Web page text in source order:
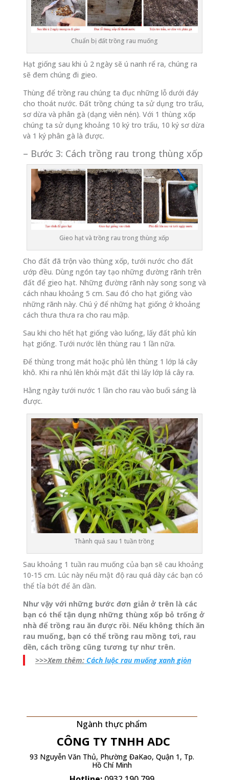
Chuẩn bị đất trồng rau muống
Hạt giống sau khi ủ 2 ngày sẽ ú nanh rể ra, chúng ra
sẽ đem chúng đi gieo.
Thùng để trồng rau chúng ta đục những lỗ dưới đáy
cho thoát nước. Đất trồng chúng ta sử dụng tro trấu,
sơ dừa và phân gà (dạng viên nén). Với 1 thùng xốp
chúng ta sử dụng khoảng 10 ký tro trấu, 10 ký sơ dừa
và 1 ký phân gà là được.
– Bước 3: Cách trồng rau trong thùng xốp
Gieo hạt và trồng rau trong thùng xốp
Cho đất đã trộn vào thùng xốp, tưới nước cho đất
ướp đều. Dùng ngón tay tạo những đường rãnh trên
đất để gieo hạt. Những đường rãnh này song song và
cách nhau khoảng 5 cm. Sau đó cho hạt giống vào
những rãnh này. Chú ý để những hạt giống ở khoảng
cách thưa thưa ra cho rau mập.
Sau khi cho hết hạt giống vào luống, lấy đất phủ kín
hạt giống. Tưới nước lên thùng rau 1 lần nữa.
Để thùng trong mát hoặc phủ lên thùng 1 lớp lá cây
khô. Khi ra nhú lên khỏi mặt đất thì lấy lớp lá cây ra.
Hằng ngày tưới nước 1 lần cho rau vào buổi sáng là
được.
Thành quả sau 1 tuần trồng
Sau khoảng 1 tuần rau muống của bạn sẽ cau khoảng
10-15 cm. Lúc này nếu mật độ rau quá dày các bạn có
thể tỉa bớt để ăn dần.
Như vậy với những bước đơn giản ở trên là các
bạn có thể tận dụng những thùng xốp bỏ trống ở
nhà để trồng rau ăn được rồi. Nếu không thích ăn
rau muống, bạn có thể trồng rau mồng tơi, rau
dền, cách trồng cũng tương tự như trên.
>>>Xem thêm:Cách luộc rau muống xanh giòn
Ngành thực phẩm
CÔNG TY TNHH ADC
93 Nguyễn Văn Thủ, Phường ĐaKao, Quận 1, Tp.
Hồ Chí Minh